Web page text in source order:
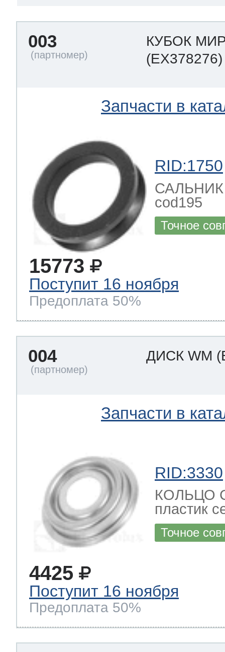
003
КУБОК
(EX378276)
Запчасти в
RID:1750
САЛЬНИК
cod195
Точное
15773
Поступит 16 ноября
Предоплата 50%
004 ДИСК WM
Запчасти в
RID:3330
КОЛЬЦО
пластик
Точное
4425
Поступит 16 ноября
Предоплата 50%